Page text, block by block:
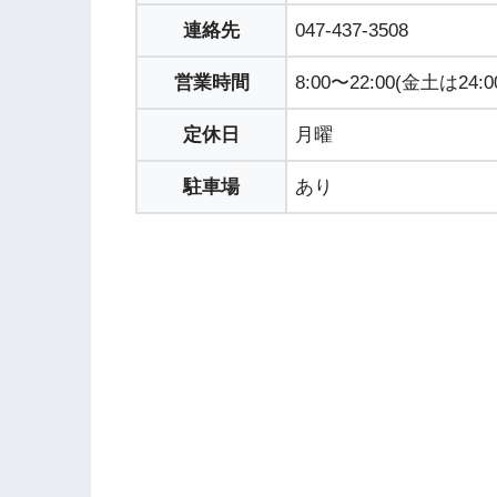
連絡先 047-437-3508
営業時間 8:00〜22:00(金土は
定休日 月曜
駐車場 あり